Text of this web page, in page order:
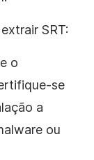
SRT:
o
se
a
ou